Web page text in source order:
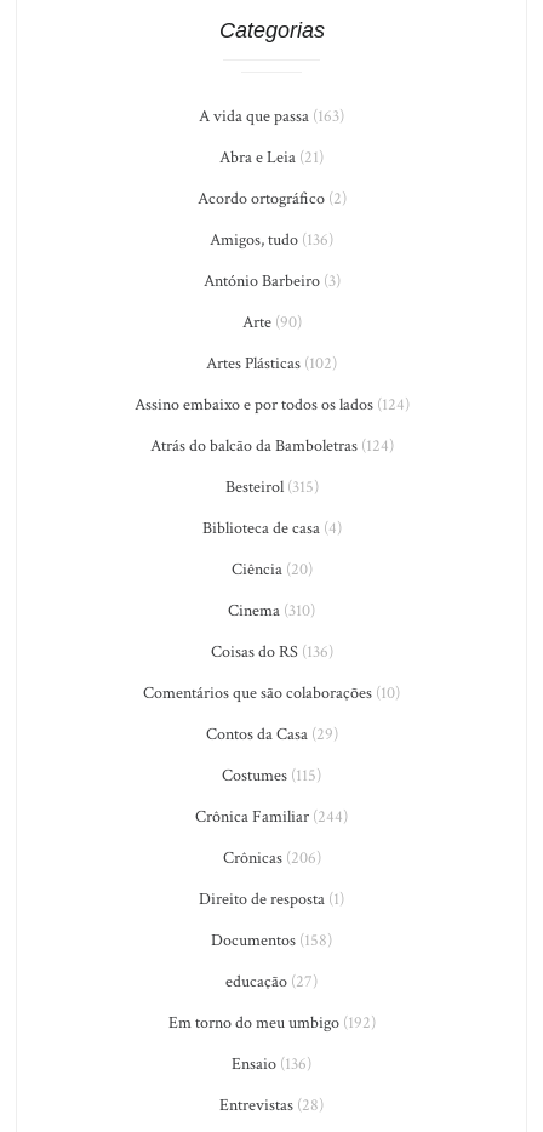
Categorias
A vida que passa (163)
Abra e Leia (21)
Acordo ortográfico(2)
Amigos, tudo (136)
António Barbeiro(3)
Arte(90)
Artes Plásticas (102)
Assino embaixo e por todos os lados(124)
Atrás do balcão da Bamboletras(124)
Besteirol(315)
Biblioteca de casa(4)
Ciência(20)
Cinema (310)
Coisas do RS(136)
Comentários que são colaborações (10)
Contos da Casa(29)
Costumes (115)
Crônica Familiar (244)
Crônicas(206)
Direito de resposta (1)
Documentos (158)
educação (27)
Em torno do meu umbigo(192)
Ensaio (136)
Entrevistas (28)